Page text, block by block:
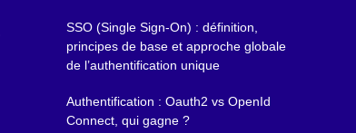
SSO (Single Sign-On) : définition,
principes de base et approche globale
de l’authentification unique
Authentification : Oauth2 vs OpenId
Connect, qui gagne ?